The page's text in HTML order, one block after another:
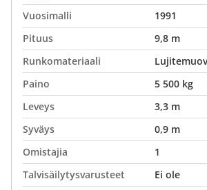
Vuosimalli
1991
Pituus
9,8 m
Runkomateriaali
Paino
5 500 kg
Leveys
3,3 m
Syväys
0,9 m
Omistajia
1
Talvisäilytysvarusteet
Ei ole